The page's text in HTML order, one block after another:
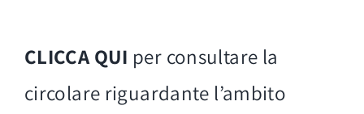
CLICCA QUI per consultare la
circolare riguardante l’ambito